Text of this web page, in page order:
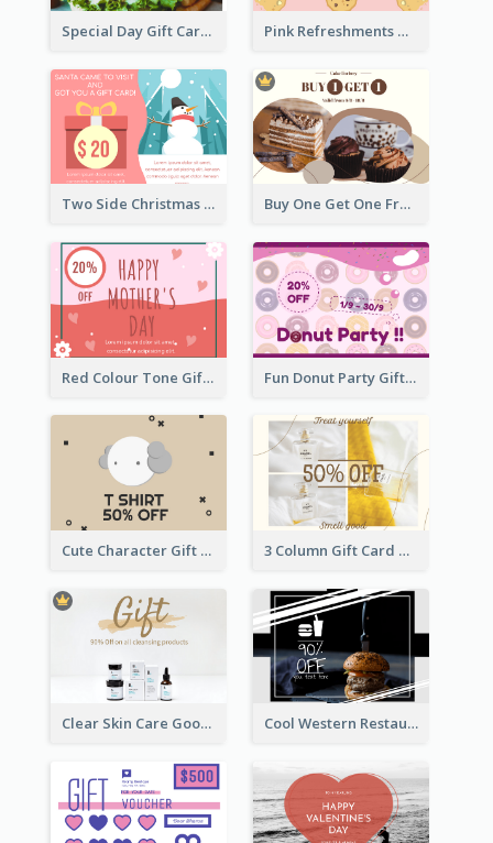
Special Day Gift Card With Photo Pink Refreshments Gift Card
Two Side Christmas Present Gift Card Buy One Get One Free Gift Card
Red Colour Tone Gift Card With Works Fun Donut Party Gift Card With Special Title
Cute Character Gift Card 3 Column Gift Card With Photos
Clear Skin Care Goods Gift Card Cool Western Restaurant Gift Card